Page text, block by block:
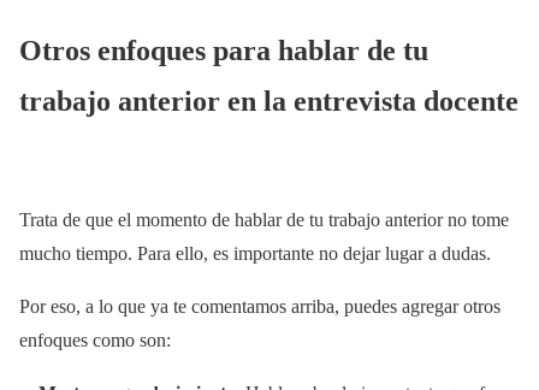
Otros enfoques para hablar de tu
trabajo anterior en la entrevista docente
Trata de que el momento de hablar de tu trabajo anterior no tome
mucho tiempo. Para ello, es importante no dejar lugar a dudas.
Por eso, a lo que ya te comentamos arriba, puedes agregar otros
enfoques como son: